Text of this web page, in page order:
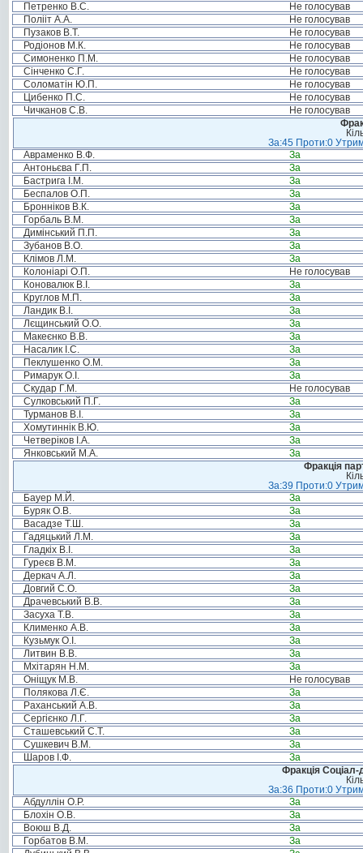
Петренко В.С.
Не голосував
Полііт А.А.
Не голосував
Пузаков В.Т.
Не голосував
Родіонов М.К.
Не голосував
Симоненко П.М.
Не голосував
Сінченко С.Г.
Не голосував
Соломатін Ю.П.
Не голосував
Цибенко П.С.
Не голосував
Чичканов С.В.
Не голосував
За:45 Проти:0
Авраменко В.Ф.
За
Антоньєва Г.П.
За
Бастрига І.М.
За
Беспалов О.П.
За
Бронніков В.К.
За
Горбаль В.М.
За
Димінський П.П.
За
Зубанов В.О.
За
Клімов Л.М.
За
Колоніарі О.П.
Не голосував
Коновалюк В.І.
За
Круглов М.П.
За
Ландик В.І.
За
Лєщинський О.О.
За
Макеєнко В.В.
За
Насалик І.С.
За
Пеклушенко О.М.
За
Римарук О.І.
За
Скудар Г.М.
Не голосував
Сулковський П.Г.
За
Турманов В.І.
За
Хомутиннік В.Ю.
За
Четверіков І.А.
За
Янковський М.А.
За
Фракція
За:39 Проти:0
Бауер М.Й.
За
Буряк О.В.
За
Васадзе Т.Ш.
За
Гадяцький Л.М.
За
Гладкіх В.І.
За
Гуреєв В.М.
За
Деркач А.Л.
За
Довгий С.О.
За
Драчевський В.В.
За
Засуха Т.В.
За
Клименко А.В.
За
Кузьмук О.І.
За
Литвин В.В.
За
Мхітарян Н.М.
За
Оніщук М.В.
Не голосував
Полякова Л.Є.
За
Раханський А.В.
За
Сергієнко Л.Г.
За
Сташевський С.Т.
За
Сушкевич В.М.
За
Шаров І.Ф.
За
Фракція Соціал-
За:36 Проти:0
Абдуллін О.Р.
За
Блохін О.В.
За
Воюш В.Д.
За
Горбатов В.М.
За